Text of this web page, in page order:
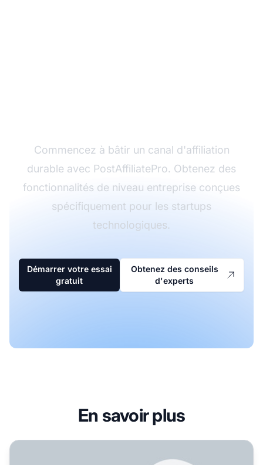
Commencez à bâtir un canal d'affiliation
durable avec PostAffiliatePro. Obtenez des
fonctionnalités de niveau entreprise conçues
spécifiquement pour les startups
technologiques.
Démarrer votre essai
gratuit
Obtenez des conseils
d'experts
En savoir plus
Comment les startups technologiques peuvent-elles